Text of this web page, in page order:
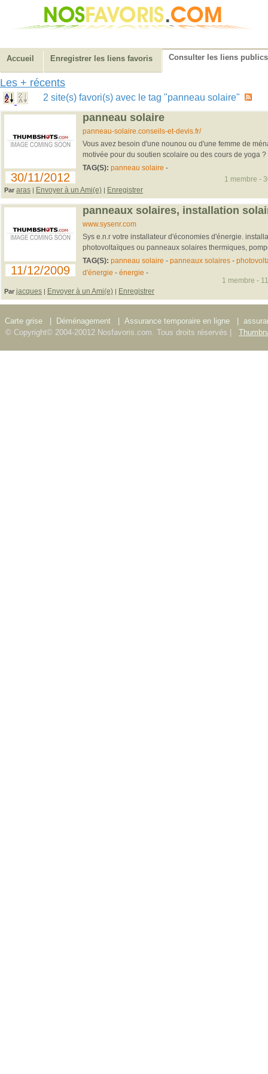
Accueil Enregistrer les liens favoris Consulter les liens publics
Les + récents
2 site(s) favori(s) avec le tag "panneau solaire"
30/11/2012
panneau solaire
panneau-solaire.conseils-et-devis.fr/
Vous avez besoin d'une nounou ou d'une femme de
motivée pour du soutien scolaire ou des cours de yoga
TAG(S): panneau solaire -
Par aras | Envoyer à un Ami(e) | Enregistrer
1 membre -
11/12/2009
panneaux solaires, installation
www.sysenr.com
Sys e.n.r votre installateur d'économies d'énergie.
photovoltaïques ou panneaux solaires thermiques,
TAG(S): panneau solaire - panneaux solaires-
d'énergie - énergie -
Par jacques | Envoyer à un Ami(e) | Enregistrer
1 membre -
Carte grise Déménagement Assurance temporaire en ligne
© Copyright© 2004-20012 Nosfavoris.com. Tous droits réservés |